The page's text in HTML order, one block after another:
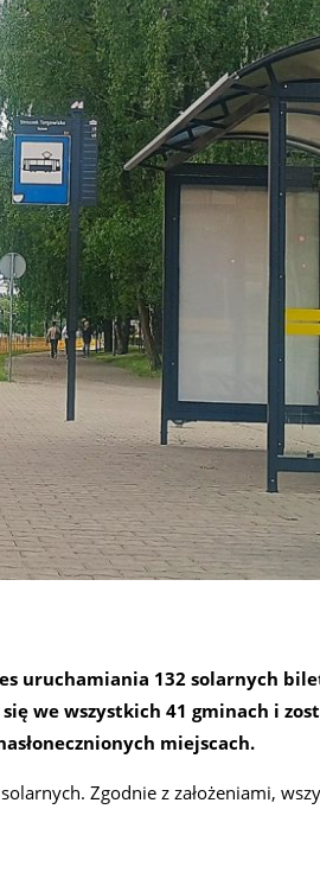
uruchamiania 132 solarnych
we wszystkich 41 gminach i
miejscach.
Zgodnie z założeniami,